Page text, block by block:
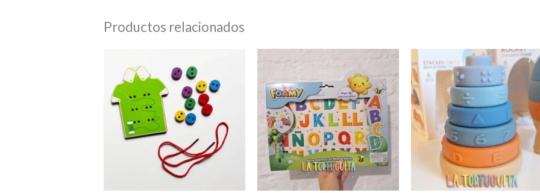
Productos relacionados